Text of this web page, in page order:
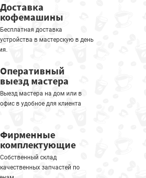
Доставка
кофемашины
Бесплатная доставка
устройства в мастерскую в день
Оперативный
выезд мастера
Выезд мастера на дом или в
офис в удобное для клиента
Фирменные
комплектующие
Собственный склад
качественных запчастей по